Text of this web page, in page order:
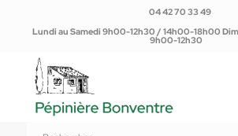
04 42 70 33 49
Lundi au Samedi 9h00-12h30 / 14h00-18h00
9h00-12h30